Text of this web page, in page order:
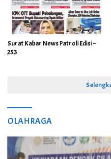
Surat Kabar News Patroli Edisi –
253
OLAHRAGA